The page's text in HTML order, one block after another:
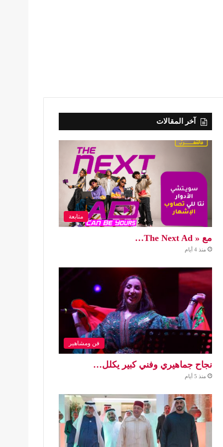
آخر المقالات
متابعة
مع « The Next Ad…
منذ 4 أيام
فن ومشاهير
نجاح جماهيري وفني كبير يكلل…
منذ 5 أيام